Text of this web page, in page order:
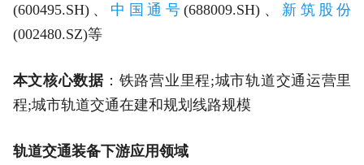
(600495.SH)、 中国通号(688009.SH)、 新筑股份
(002480.SZ)等
本文核心数据：铁路营业里程;城市轨道交通运营里
程;城市轨道交通在建和规划线路规模
轨道交通装备下游应用领域